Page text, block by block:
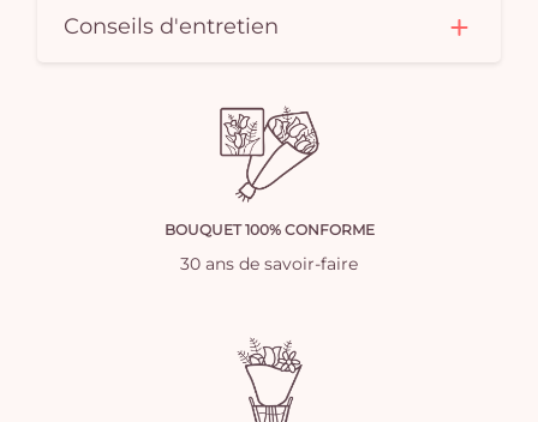
Conseils d'entretien
BOUQUET 100% CONFORME
30 ans de savoir-faire